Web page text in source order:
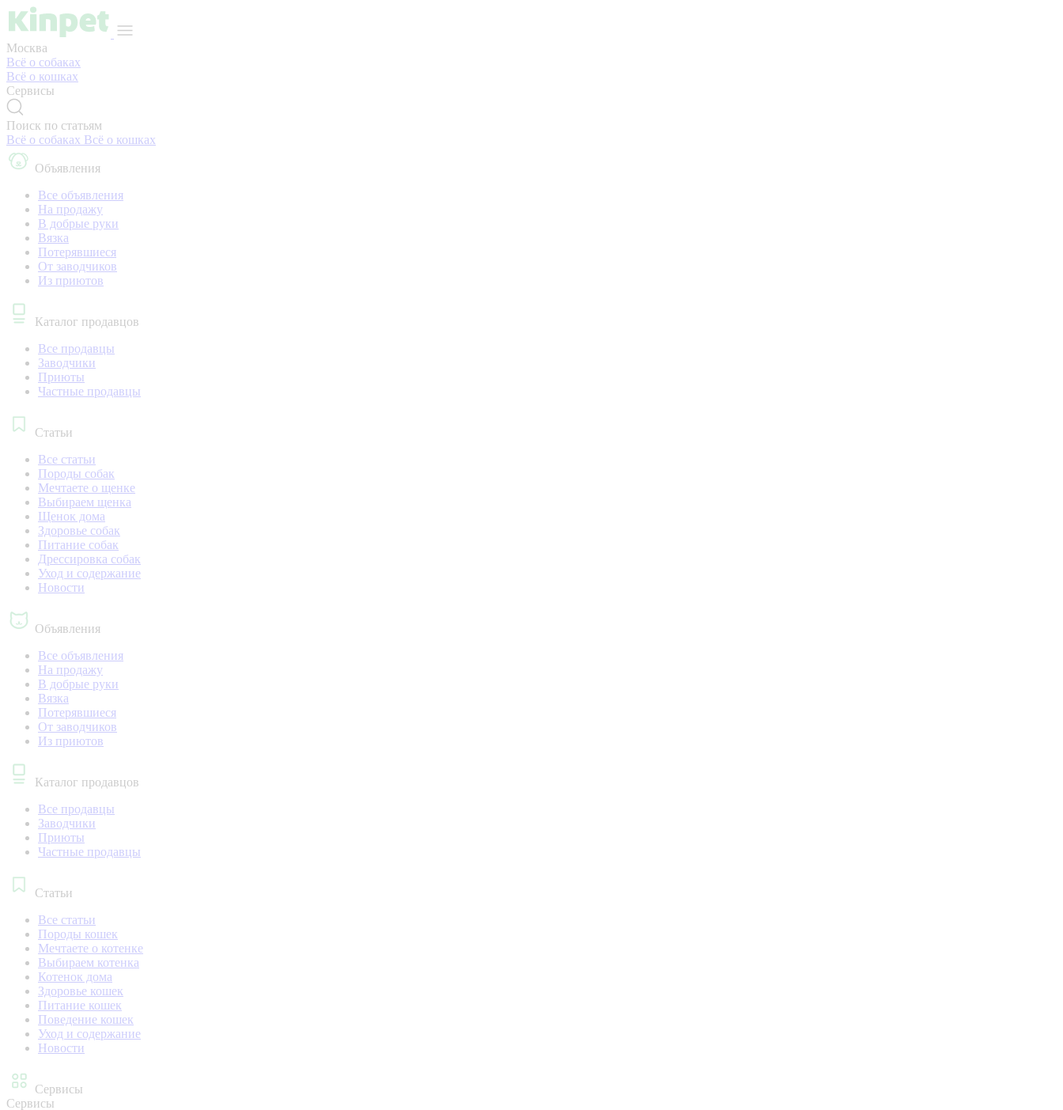
Москва
Всё о собаках
Всё о кошках
Сервисы
Поиск по статьям
Всё о собаках Всё о кошках
Объявления
Все объявления
На продажу
В добрые руки
Вязка
Потерявшиеся
От заводчиков
Из приютов
Каталог продавцов
Все продавцы
Заводчики
Приюты
Частные продавцы
Статьи
Все статьи
Породы собак
Мечтаете о щенке
Выбираем щенка
Щенок дома
Здоровье собак
Питание собак
Дрессировка собак
Уход и содержание
Новости
Объявления
Все объявления
На продажу
В добрые руки
Вязка
Потерявшиеся
От заводчиков
Из приютов
Каталог продавцов
Все продавцы
Заводчики
Приюты
Частные продавцы
Статьи
Все статьи
Породы кошек
Мечтаете о котенке
Выбираем котенка
Котенок дома
Здоровье кошек
Питание кошек
Поведение кошек
Уход и содержание
Новости
Сервисы
Сервисы